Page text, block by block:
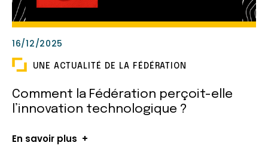
Comment la Fédération perçoit-elle
l’innovation technologique ?
16/12/2025
UNE ACTUALITÉ DE LA FÉDÉRATION
En savoir plus